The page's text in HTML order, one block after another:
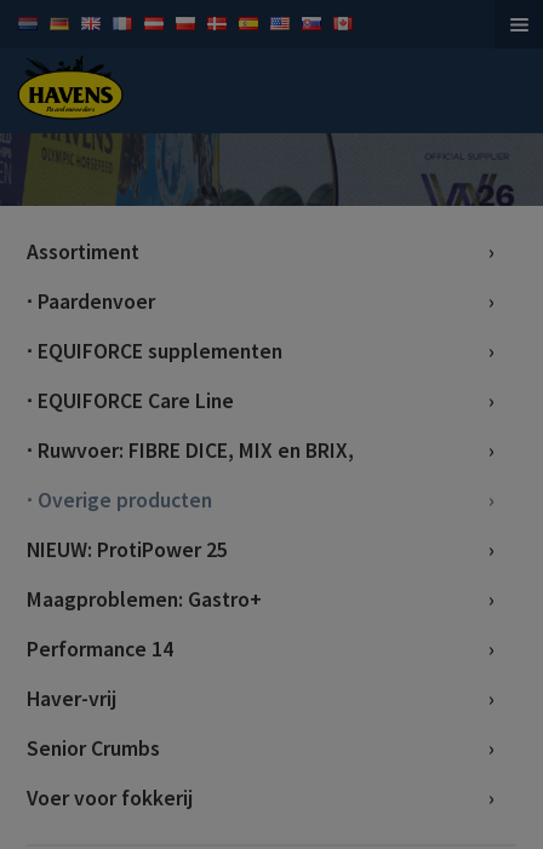
Paardenvoeders
Assortiment
∙ Paardenvoer
∙ EQUIFORCE supplementen
∙ EQUIFORCE Care Line
∙ Ruwvoer: FIBRE DICE, MIX en BRIX,
∙ Overige producten
NIEUW: ProtiPower 25
Maagproblemen: Gastro+
Performance 14
Haver-vrij
Senior Crumbs
Voer voor fokkerij